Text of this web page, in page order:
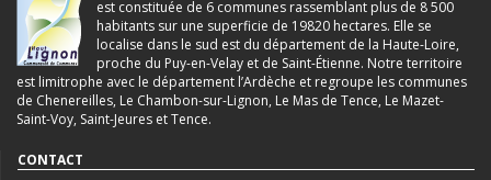
est constituée de 6 communes rassemblant plus de 8 500
habitants sur une superficie de 19820 hectares. Elle se
localise dans le sud est du département de la Haute-Loire,
proche du Puy-en-Velay et de Saint-Étienne. Notre territoire
est limitrophe avec le département l’Ardèche et regroupe les communes
de Chenereilles, Le Chambon-sur-Lignon, Le Mas de Tence, Le Mazet-
Saint-Voy, Saint-Jeures et Tence.
CONTACT